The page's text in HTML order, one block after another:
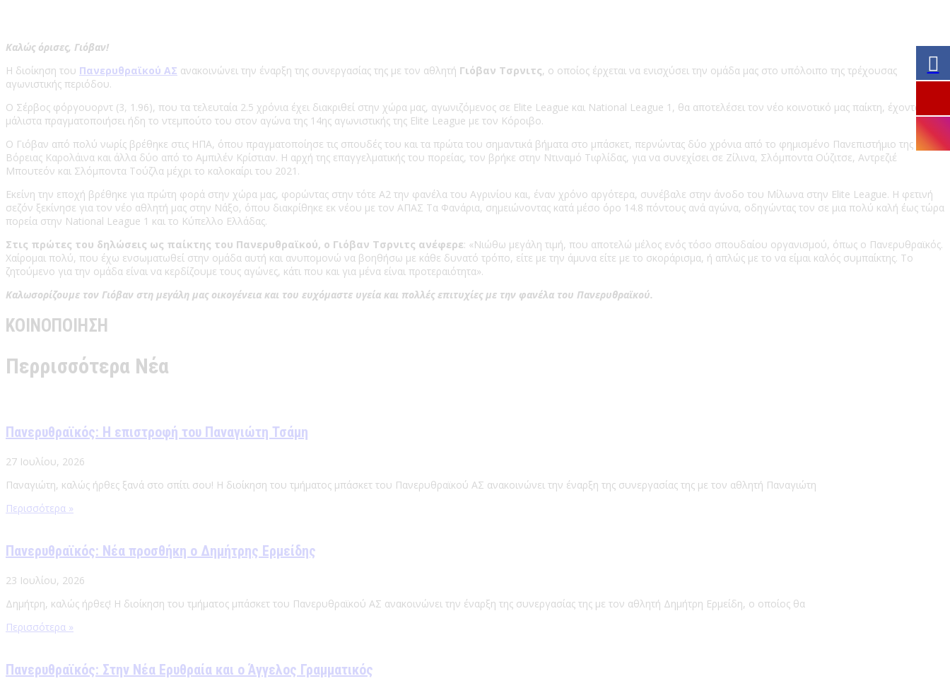
Καλώς όρισες, Γιόβαν!
Η διοίκηση του Πανερυθραϊκού ΑΣ ανακοινώνει την έναρξη της συνεργασίας της με τον αθλητή Γιόβαν Τσρνιτς, ο οποίος έρχεται να ενισχύσει την ομάδα μας στο υπόλοιπο της τρέχουσας
αγωνιστικής περιόδου.
Ο Σέρβος φόργουορντ (3, 1.96), που τα τελευταία 2.5 χρόνια έχει διακριθεί στην χώρα μας, αγωνιζόμενος σε Elite League και National League 1, θα αποτελέσει τον νέο κοινοτικό μας παίκτη, έχοντας
μάλιστα πραγματοποιήσει ήδη το ντεμπούτο του στον αγώνα της 14ης αγωνιστικής της Elite League με τον Κόροιβο.
Ο Γιόβαν από πολύ νωρίς βρέθηκε στις ΗΠΑ, όπου πραγματοποίησε τις σπουδές του και τα πρώτα του σημαντικά βήματα στο μπάσκετ, περνώντας δύο χρόνια από το φημισμένο Πανεπιστήμιο της
Βόρειας Καρολάινα και άλλα δύο από το Αμπιλέν Κρίστιαν. Η αρχή της επαγγελματικής του πορείας, τον βρήκε στην Ντιναμό Τιφλίδας, για να συνεχίσει σε Ζίλινα, Σλόμποντα Ούζιτσε, Αντρεζιέ
Μπουτεόν και Σλόμποντα Τούζλα μέχρι το καλοκαίρι του 2021.
Εκείνη την εποχή βρέθηκε για πρώτη φορά στην χώρα μας, φορώντας στην τότε Α2 την φανέλα του Αγρινίου και, έναν χρόνο αργότερα, συνέβαλε στην άνοδο του Μίλωνα στην Elite League. Η φετινή
σεζόν ξεκίνησε για τον νέο αθλητή μας στην Νάξο, όπου διακρίθηκε εκ νέου με τον ΑΠΑΣ Τα Φανάρια, σημειώνοντας κατά μέσο όρο 14.8 πόντους ανά αγώνα, οδηγώντας τον σε μια πολύ καλή έως τώρα
πορεία στην National League 1 και το Κύπελλο Ελλάδας.
Στις πρώτες του δηλώσεις ως παίκτης του Πανερυθραϊκού, ο Γιόβαν Τσρνιτς ανέφερε: «Νιώθω μεγάλη τιμή, που αποτελώ μέλος ενός τόσο σπουδαίου οργανισμού, όπως ο Πανερυθραϊκός.
Χαίρομαι πολύ, που έχω ενσωματωθεί στην ομάδα αυτή και ανυπομονώ να βοηθήσω με κάθε δυνατό τρόπο, είτε με την άμυνα είτε με το σκοράρισμα, ή απλώς με το να είμαι καλός συμπαίκτης. Το
ζητούμενο για την ομάδα είναι να κερδίζουμε τους αγώνες, κάτι που και για μένα είναι προτεραιότητα».
Καλωσορίζουμε τον Γιόβαν στη μεγάλη μας οικογένεια και του ευχόμαστε υγεία και πολλές επιτυχίες με την φανέλα του Πανερυθραϊκού.
ΚΟΙΝΟΠΟΙΗΣΗ
Περρισσότερα Νέα
Πανερυθραϊκός: Η επιστροφή του Παναγιώτη Τσάμη
27 Ιουλίου, 2026
Παναγιώτη, καλώς ήρθες ξανά στο σπίτι σου! Η διοίκηση του τμήματος μπάσκετ του Πανερυθραϊκού ΑΣ ανακοινώνει την έναρξη της συνεργασίας της με τον αθλητή Παναγιώτη
Περισσότερα »
Πανερυθραϊκός: Νέα προσθήκη ο Δημήτρης Ερμείδης
23 Ιουλίου, 2026
Δημήτρη, καλώς ήρθες! Η διοίκηση του τμήματος μπάσκετ του Πανερυθραϊκού ΑΣ ανακοινώνει την έναρξη της συνεργασίας της με τον αθλητή Δημήτρη Ερμείδη, ο οποίος θα
Περισσότερα »
Πανερυθραϊκός: Στην Νέα Ερυθραία και ο Άγγελος Γραμματικός